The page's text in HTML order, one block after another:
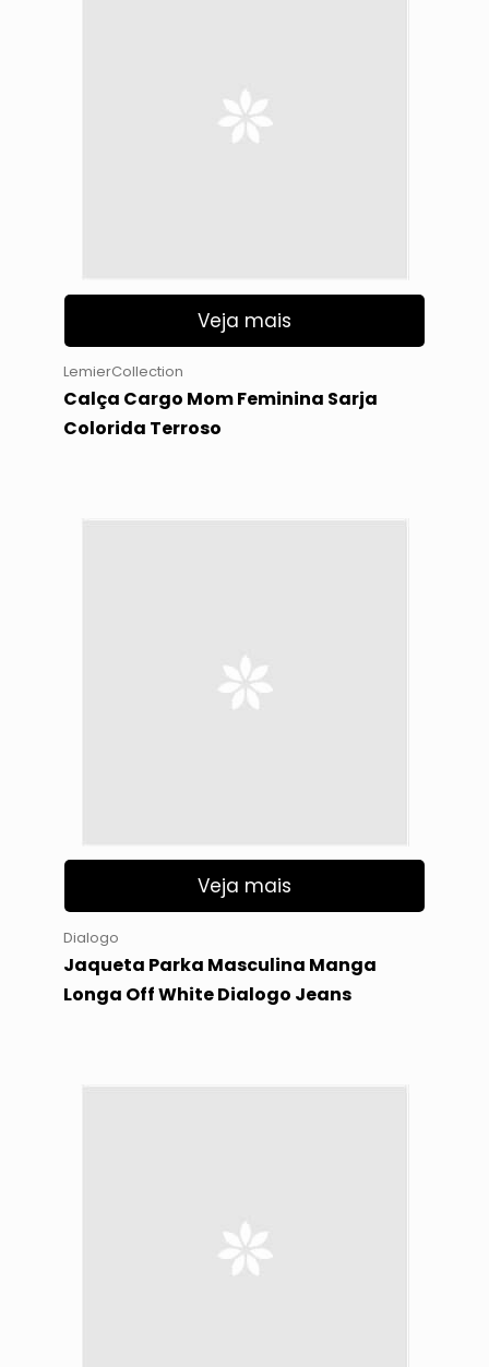
Veja mais
LemierCollection
Calça Cargo Mom Feminina Sarja
Colorida Terroso
Veja mais
Dialogo
Jaqueta Parka Masculina Manga
Longa Off White Dialogo Jeans